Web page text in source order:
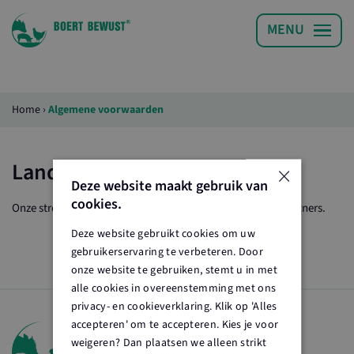
Home › Algemene voorwaarden
Landelijke partners
Onze streken worden ondersteund door onze landelijke partners.
×
Deze website maakt gebruik van
cookies.
Deze website gebruikt cookies om uw
gebruikerservaring te verbeteren. Door
onze website te gebruiken, stemt u in met
alle cookies in overeenstemming met ons
privacy- en cookieverklaring. Klik op 'Alles
accepteren' om te accepteren. Kies je voor
weigeren? Dan plaatsen we alleen strikt